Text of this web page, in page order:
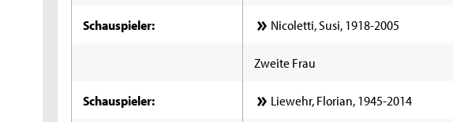
Schauspieler: Nicoletti, Susi, 1918-2005
Zweite Frau
Schauspieler: Liewehr, Florian, 1945-2014